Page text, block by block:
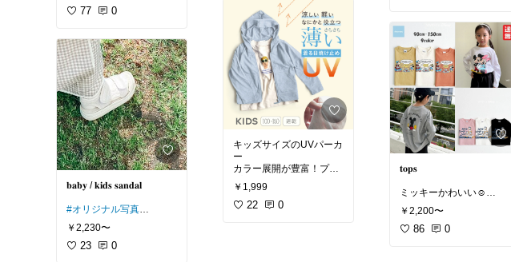
イゴールとかのサンダル
履いたり、、💭🤍
#韓国子供服 #子供服 #海
外子供服 #キッズコーデ
#キッズ #ベビー #韓国こ
ども服 #海外こども服 #
こども服 #ベビー服 #キ
ッズ服 #男の子 #女の子 #
プレママ #こどもふく #
#サロペット #オールイン
ユニセックス #リネン
コットン #ギフト
77 0
𝐛𝐚𝐛𝐲 / 𝐤𝐢𝐝𝐬 𝐬𝐚𝐧𝐝𝐚𝐥
#オリジナル写真
昨年ブラックを購入して
愛用してました🤍
￥2,230〜
23 0
ンド くすみカラーがかわ
いいigorのラバーサンダ
ル
igor NICO CARAMELO B
isque びすく 韓国子供服
ビスク キッズサンダル ベ
ビー キッズ 赤ちゃん 子
供 男の子 女の子 ユニセ
ックス ナチュラル シンプ
ル 夏 サンダル イゴール
おしゃれ かわいい ギフト
プレゼント ベビー リゾー
ト レジャー 川 海 ニコ 水
遊び マジックテープ
#韓国子供服
#キッズ #ベビー
キッズサイズのUVパーカ
ー
カラー展開が豊富！プチ
プラも嬉しい𓂃𓇢
￥1,999
22 0
sque びすく 韓国子供服
ビスク キッズ服 男の子
女の子 ユニセックス ナチ
ュラル シンプル ノースリ
ーブ 夏 おしゃれ かわい
い チェック ギンガムチェ
ック セットアップ トップ
ス ショートパンツ ポリエ
ステル ベーシックカラー
ギフト プレゼント
外子供服
ども服
#海外こども服
こども服 #ベビー服
プレママ #こどもふく
𝐭𝐨𝐩𝐬
ミッキーかわいい☺️
韓国子供服 ロンT 長袖 T
￥2,200〜
86 0